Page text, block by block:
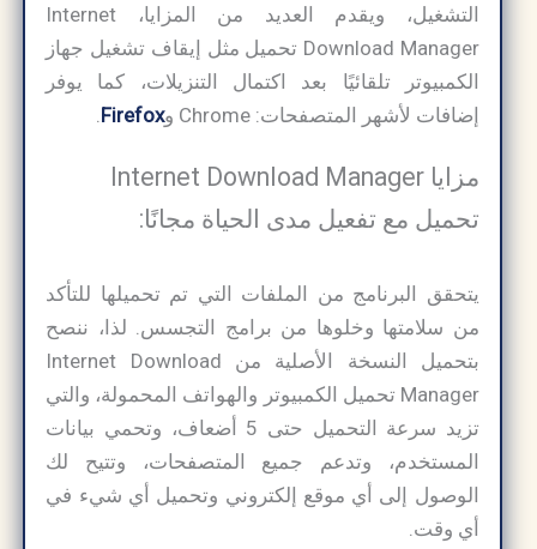
التشغيل، ويقدم العديد من المزايا، Internet
Download Manager تحميل مثل إيقاف تشغيل جهاز
الكمبيوتر تلقائيًا بعد اكتمال التنزيلات، كما يوفر
إضافات لأشهر المتصفحات: Chrome و
Firefox
.
مزايا Internet Download Manager
تحميل مع تفعيل مدى الحياة مجانًا:
يتحقق البرنامج من الملفات التي تم تحميلها للتأكد
من سلامتها وخلوها من برامج التجسس. لذا، ننصح
بتحميل النسخة الأصلية من Internet Download
Manager تحميل الكمبيوتر والهواتف المحمولة، والتي
تزيد سرعة التحميل حتى 5 أضعاف، وتحمي بيانات
المستخدم، وتدعم جميع المتصفحات، وتتيح لك
الوصول إلى أي موقع إلكتروني وتحميل أي شيء في
أي وقت.